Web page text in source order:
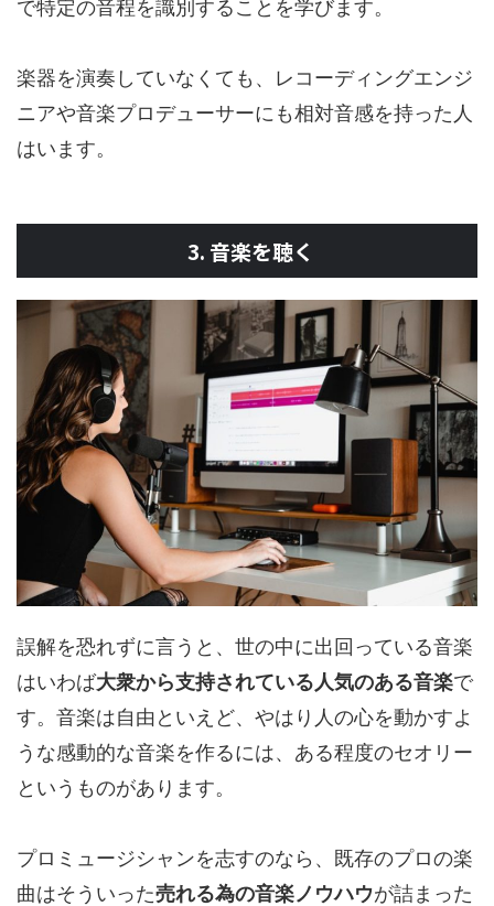
で特定の音程を識別することを学びます。
楽器を演奏していなくても、レコーディングエンジ
ニアや音楽プロデューサーにも相対音感を持った人
はいます。
3. 音楽を聴く
誤解を恐れずに言うと、世の中に出回っている音楽
はいわば大衆から支持されている人気のある音楽で
す。音楽は自由といえど、やはり人の心を動かすよ
うな感動的な音楽を作るには、ある程度のセオリー
というものがあります。
プロミュージシャンを志すのなら、既存のプロの楽
曲はそういった売れる為の音楽ノウハウが詰まった